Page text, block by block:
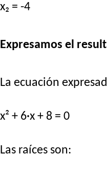
x₂ = -4
Expresamos el
La ecuación
x² + 6·x + 8 = 0
Las raíces son: